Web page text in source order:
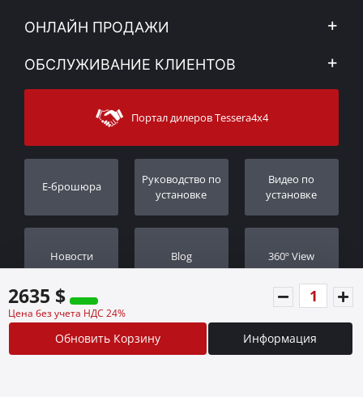
2635 $
Цена без учета НДС 24%
Обновить Корзину Информация
Компания
Новости
Sitemap
ОНЛАЙН ПРОДАЖИ
Mой Aккаунт
Методы доставки
ОБСЛУЖИВАНИЕ КЛИЕНТОВ
Связаться с
Поддержка клиентов
Порядок слежения
Дилеры
Портал дилеров Tessera4x4
E-брошюра
Pуководство по
установке
Видео по
установке
Новости Blog 360º View